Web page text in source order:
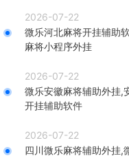
2026-07-22
微乐河北麻将开挂辅助
麻将小程序外挂
2026-07-22
微乐安徽麻将辅助外挂,
开挂辅助软件
2026-07-22
四川微乐麻将辅助外挂,